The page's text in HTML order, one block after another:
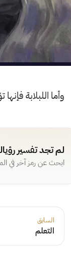
وأما اللبلابة
لم تجد تفسير
ابحث عن رمز آخر في
السابق
التعلم